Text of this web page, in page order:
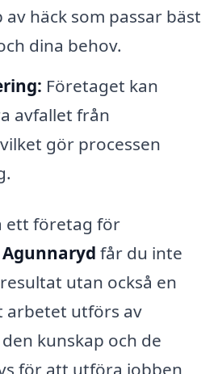
häck som passar bäst
dina behov.
Företaget kan
avfallet från
gör processen
ett företag för
får du inte
utan också en
arbetet utförs av
kunskap och de
för att utföra jobben